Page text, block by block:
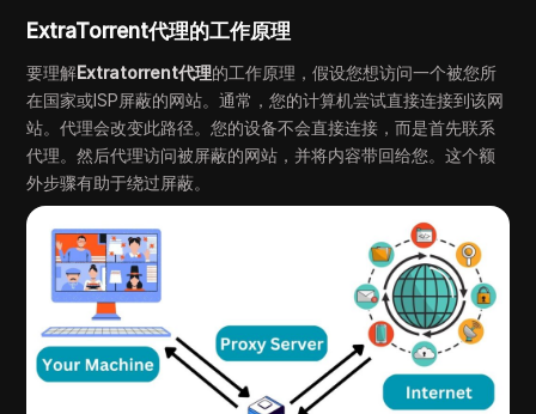
ExtraTorrent代理的工作原理
要理解Extratorrent代理的工作原理，假设您想访问一个被您所
在国家或ISP屏蔽的网站。通常，您的计算机尝试直接连接到该网
站。代理会改变此路径。您的设备不会直接连接，而是首先联系
代理。然后代理访问被屏蔽的网站，并将内容带回给您。这个额
外步骤有助于绕过屏蔽。